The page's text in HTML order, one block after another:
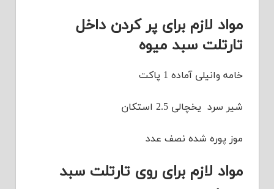
مواد لازم برای پر کردن داخل
تارتلت سبد میوه
خامه وانیلی آماده 1 پاکت
شیر سرد یخچالی 2.5 استکان
موز پوره شده نصف عدد
مواد لازم برای روی تارتلت سبد